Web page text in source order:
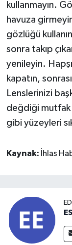
kullanmayın.
havuza
gözlüğü
sonra takıp
yenileyin.
kapatın,
Lenslerinizi
değdiği mutfak
gibi yüzeyleri
Kaynak: İhlas